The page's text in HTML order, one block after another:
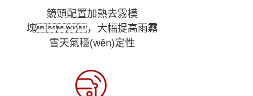
鏡頭配置加熱去霧模
塊，大幅提高雨霧
雪天氣穩(wěn)定性